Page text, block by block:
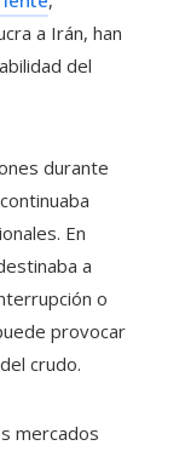
a Irán, han
del
durante
En
a
o
provocar
crudo.
mercados